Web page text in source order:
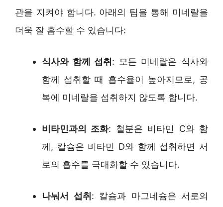
관을 지켜야 합니다. 아래의 팁을 통해 미네랄을
더욱 잘 흡수할 수 있습니다:
식사와 함께 섭취: 모든 미네랄은 식사와
함께 섭취할 때 흡수율이 높아지므로, 공
복에 미네랄을 섭취하지 않도록 합니다.
비타민과의 조화: 철분은 비타민 C와 함
께, 칼슘은 비타민 D와 함께 섭취하면 서
로의 흡수를 극대화할 수 있습니다.
나눠서 섭취: 칼슘과 마그네슘은 서로의